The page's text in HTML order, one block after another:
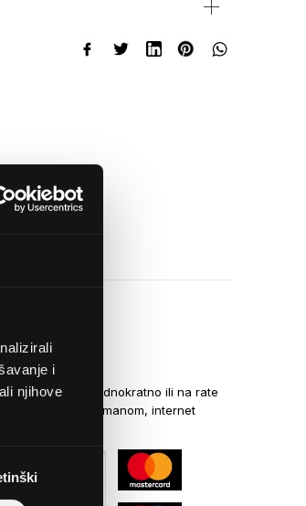
i
njihove
PLAĆANJA
karticama jednokratno ili na rate
uplatnicom, virmanom, internet